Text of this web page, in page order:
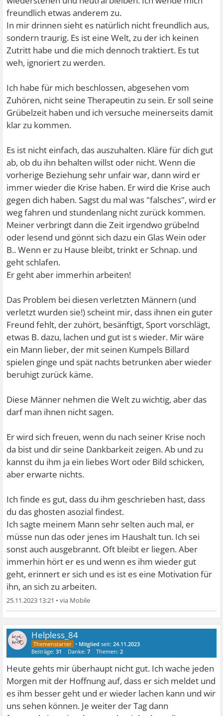
freundlich etwas anderem zu.
In mir drinnen sieht es natürlich nicht freundlich aus,
sondern traurig. Es ist eine Welt, zu der ich keinen
Zutritt habe und die mich dennoch traktiert. Es tut
weh, ignoriert zu werden.
Ich habe für mich beschlossen, abgesehen vom
Zuhören, nicht seine Therapeutin zu sein. Er soll seine
Grübelzeit haben und ich versuche meinerseits damit
klar zu kommen.
Es ist nicht einfach, das auszuhalten. Kläre für dich gut
ab, ob du ihn behalten willst oder nicht. Wenn die
vorherige Beziehung sehr unfair war, dann wird er
immer wieder die Krise haben. Er wird die Krise auch
gegen dich haben. Sagst du mal was "falsches", wird er
weg fahren und stundenlang nicht zurück kommen.
Meiner verbringt dann die Zeit irgendwo grübelnd
oder lesend und gönnt sich dazu ein Glas Wein oder
B.. Wenn er zu Hause bleibt, trinkt er Schnap. und
geht schlafen.
Er geht aber immerhin arbeiten!
Das Problem bei diesen verletzten Männern (und
verletzt wurden sie!) scheint mir, dass ihnen ein guter
Freund fehlt, der zuhört, besänftigt, Sport vorschlägt,
etwas B. dazu, lachen und gut ist s wieder. Mir wäre
ein Mann lieber, der mit seinen Kumpels Billard
spielen ginge und spät nachts betrunken aber wieder
beruhigt zurück käme.
Diese Männer nehmen die Welt zu wichtig, aber das
darf man ihnen nicht sagen.
Er wird sich freuen, wenn du nach seiner Krise noch
da bist und dir seine Dankbarkeit zeigen. Ab und zu
kannst du ihm ja ein liebes Wort oder Bild schicken,
aber erwarte nichts.
Ich finde es gut, dass du ihm geschrieben hast, dass
du das ghosten asozial findest.
Ich sagte meinem Mann sehr selten auch mal, er
müsse nun das oder jenes im Haushalt tun. Ich sei
sonst auch ausgebrannt. Oft bleibt er liegen. Aber
immerhin hört er es und wenn es ihm wieder gut
geht, erinnert er sich und es ist es eine Motivation für
ihn, an sich zu arbeiten.
25.11.2023 13:21 •
Helpless_84
• Mitglied seit:24.11.2023
Beiträge:31 Danke:7 Themen:2
Heute gehts mir überhaupt nicht gut. Ich wache jeden
Morgen mit der Hoffnung auf, dass er sich meldet und
es ihm besser geht und er wieder lachen kann und wir
uns sehen können. Je weiter der Tag dann